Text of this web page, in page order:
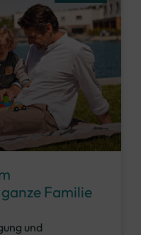
Familie
und